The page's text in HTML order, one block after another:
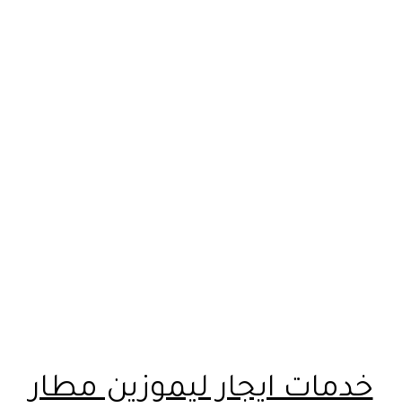
خدمات ايجار ليموزين مطار